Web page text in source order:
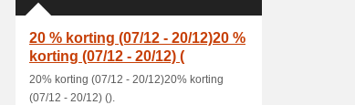
20 % korting (07/12 - 20/12)20 %
korting (07/12 - 20/12) (
20% korting (07/12 - 20/12)20% korting
(07/12 - 20/12) ().